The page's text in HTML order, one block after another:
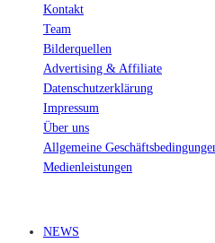
Kontakt
Team
Bilderquellen
Advertising & Affiliate
Datenschutzerklärung
Impressum
Über uns
Allgemeine
Medienleistungen
NEWS